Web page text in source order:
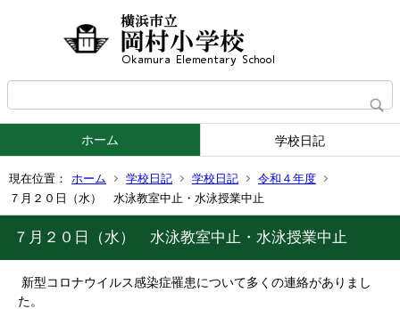
ホーム 学校日記
現在位置： ホーム 学校日記 学校日記
令和４年度
７月２０日（水） 水泳教室中止・水泳授業中止
７月２０日（水） 水泳教室中止・水泳授業中止
新型コロナウイルス感染症罹患について多くの連絡がありまし
た。